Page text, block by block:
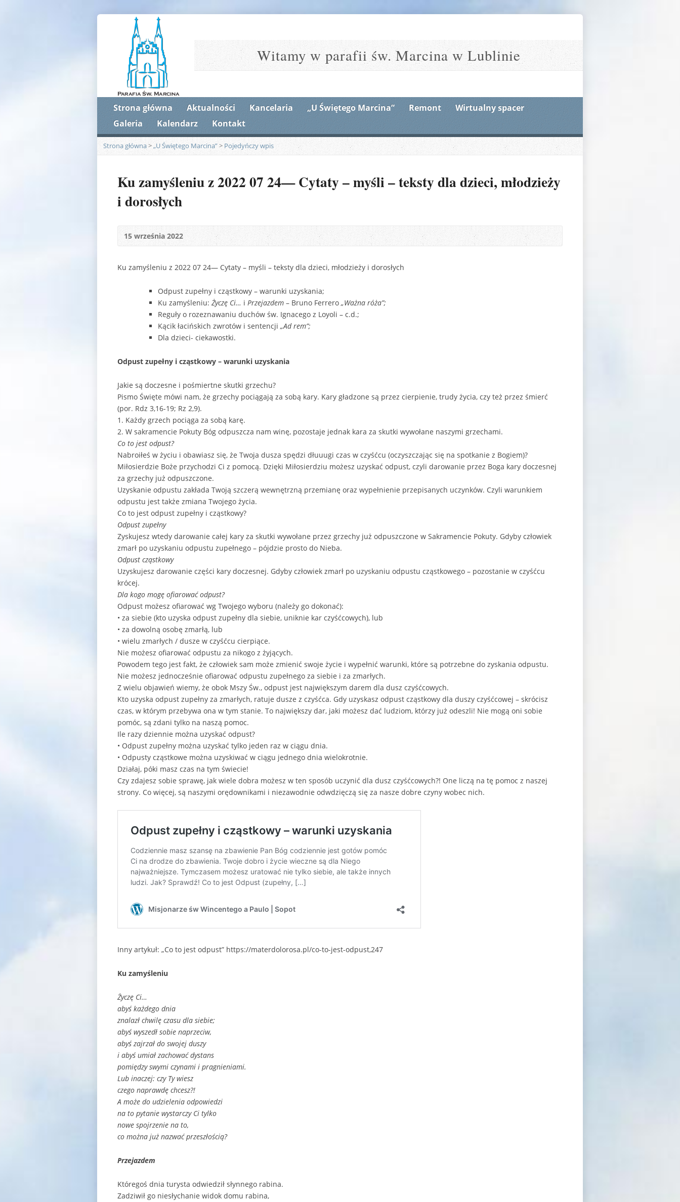
Witamy w parafii św. Marcina w Lublinie
Strona główna Aktualności Kancelaria „U Świętego Marcina” Remont
Wirtualny spacer
Galeria
Kalendarz Kontakt
Strona główna>„U Świętego Marcina”> Pojedyńczy wpis
Ku zamyśleniu z 2022 07 24— Cytaty – myśli – teksty dla dzieci, młodzieży
i dorosłych
15 września 2022
Ku zamyśleniu z 2022 07 24— Cytaty – myśli – teksty dla dzieci, młodzieży i dorosłych
Odpust zupełny i cząstkowy – warunki uzyskania;
Ku zamyśleniu: Życzę Ci… i Przejazdem – Bruno Ferrero „Ważna róża”;
Reguły o rozeznawaniu duchów św. Ignacego z Loyoli – c.d.;
Kącik łacińskich zwrotów i sentencji „Ad rem”;
Dla dzieci- ciekawostki.
Odpust zupełny i cząstkowy – warunki uzyskania
Jakie są doczesne i pośmiertne skutki grzechu?
Pismo Święte mówi nam, że grzechy pociągają za sobą kary. Kary gładzone są przez cierpienie, trudy życia, czy też przez śmierć
(por. Rdz 3,16-19; Rz 2,9).
1. Każdy grzech pociąga za sobą karę.
2. W sakramencie Pokuty Bóg odpuszcza nam winę, pozostaje jednak kara za skutki wywołane naszymi grzechami.
Co to jest odpust?
Nabroiłeś w życiu i obawiasz się, że Twoja dusza spędzi dłuuugi czas w czyśćcu (oczyszczając się na spotkanie z Bogiem)?
Miłosierdzie Boże przychodzi Ci z pomocą. Dzięki Miłosierdziu możesz uzyskać odpust, czyli darowanie przez Boga kary doczesnej
za grzechy już odpuszczone.
Uzyskanie odpustu zakłada Twoją szczerą wewnętrzną przemianę oraz wypełnienie przepisanych uczynków. Czyli warunkiem
odpustu jest także zmiana Twojego życia.
Co to jest odpust zupełny i cząstkowy?
Odpust zupełny
Zyskujesz wtedy darowanie całej kary za skutki wywołane przez grzechy już odpuszczone w Sakramencie Pokuty. Gdyby człowiek
zmarł po uzyskaniu odpustu zupełnego – pójdzie prosto do Nieba.
Odpust cząstkowy
Uzyskujesz darowanie części kary doczesnej. Gdyby człowiek zmarł po uzyskaniu odpustu cząstkowego – pozostanie w czyśćcu
krócej.
Dla kogo mogę ofiarować odpust?
Odpust możesz ofiarować wg Twojego wyboru (należy go dokonać):
• za siebie (kto uzyska odpust zupełny dla siebie, uniknie kar czyśćcowych), lub
• za dowolną osobę zmarłą, lub
• wielu zmarłych / dusze w czyśćcu cierpiące.
Nie możesz ofiarować odpustu za nikogo z żyjących.
Powodem tego jest fakt, że człowiek sam może zmienić swoje życie i wypełnić warunki, które są potrzebne do zyskania odpustu.
Nie możesz jednocześnie ofiarować odpustu zupełnego za siebie i za zmarłych.
Z wielu objawień wiemy, że obok Mszy Św., odpust jest największym darem dla dusz czyśćcowych.
Kto uzyska odpust zupełny za zmarłych, ratuje dusze z czyśćca. Gdy uzyskasz odpust cząstkowy dla duszy czyśćcowej – skrócisz
czas, w którym przebywa ona w tym stanie. To największy dar, jaki możesz dać ludziom, którzy już odeszli! Nie mogą oni sobie
pomóc, są zdani tylko na naszą pomoc.
Ile razy dziennie można uzyskać odpust?
• Odpust zupełny można uzyskać tylko jeden raz w ciągu dnia.
• Odpusty cząstkowe można uzyskiwać w ciągu jednego dnia wielokrotnie.
Działaj, póki masz czas na tym świecie!
Czy zdajesz sobie sprawę, jak wiele dobra możesz w ten sposób uczynić dla dusz czyśćcowych?! One liczą na tę pomoc z naszej
strony. Co więcej, są naszymi orędownikami i niezawodnie odwdzięczą się za nasze dobre czyny wobec nich.
Inny artykuł: „Co to jest odpust” https://materdolorosa.pl/co-to-jest-odpust,247
Ku zamyśleniu
Życzę Ci…
abyś każdego dnia
znalazł chwilę czasu dla siebie;
abyś wyszedł sobie naprzeciw,
abyś zajrzał do swojej duszy
i abyś umiał zachować dystans
pomiędzy swymi czynami i pragnieniami.
Lub inaczej: czy Ty wiesz
czego naprawdę chcesz?!
A może do udzielenia odpowiedzi
na to pytanie wystarczy Ci tylko
nowe spojrzenie na to,
co można już nazwać przeszłością?
Przejazdem
Któregoś dnia turysta odwiedził słynnego rabina.
Zadziwił go niesłychanie widok domu rabina,